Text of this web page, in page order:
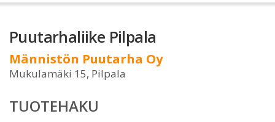
Puutarhaliike Pilpala
Männistön Puutarha Oy
Mukulamäki 15, Pilpala
TUOTEHAKU